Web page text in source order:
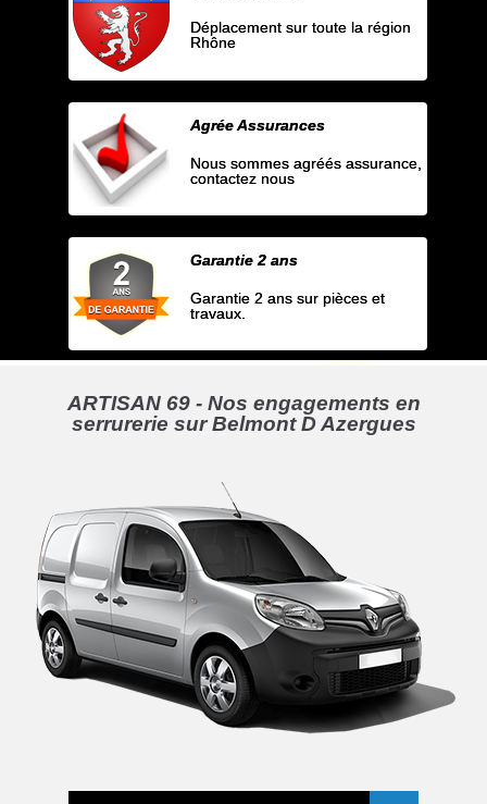
Déplacement sur toute la région
Rhône
Agrée Assurances
Nous sommes agréés assurance,
contactez nous
Garantie 2 ans
Garantie 2 ans sur pièces et
travaux.
ARTISAN 69 - Nos engagements en
serrurerie sur Belmont D Azergues